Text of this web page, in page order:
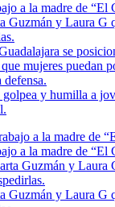
a la madre de “El
Guzmán y Laura G
se
mujeres puedan
defensa.
golpea y humilla a
a la madre de “El
Guzmán y Laura G